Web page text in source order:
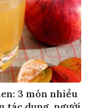
3 món nhiều
tác dụng, người